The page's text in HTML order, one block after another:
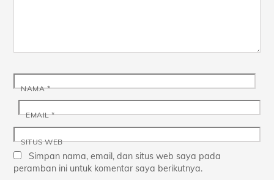
NAMA*
EMAIL*
SITUS WEB
Simpan nama, email, dan situs web saya pada
peramban ini untuk komentar saya berikutnya.